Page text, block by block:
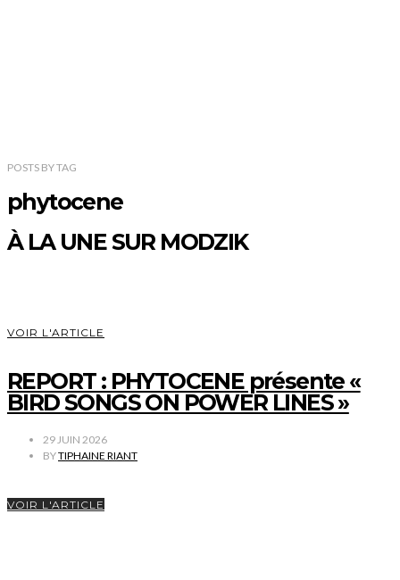
POSTS BYTAG
phytocene
À LA UNE SUR MODZIK
VOIR L'ARTICLE
REPORT : PHYTOCENE présente «
BIRD SONGS ON POWER LINES »
29 JUIN 2026
BYTIPHAINE RIANT
VOIR L'ARTICLE